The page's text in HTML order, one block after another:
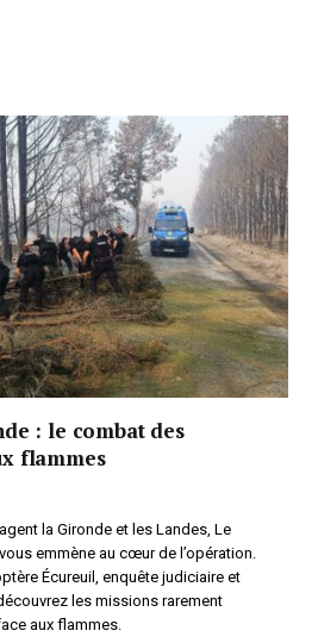
: le combat des
flammes
la Gironde et les Landes, Le
emmène au cœur de l’opération.
Écureuil, enquête judiciaire et
les missions rarement
aux flammes.